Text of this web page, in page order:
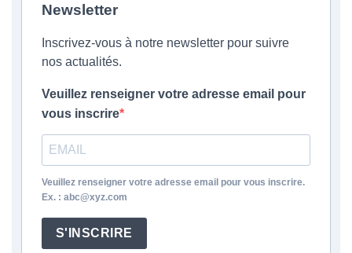
Newsletter
Inscrivez-vous à notre newsletter pour suivre
nos actualités.
Veuillez renseigner votre adresse email pour
vous inscrire
Veuillez renseigner votre adresse email pour vous inscrire.
Ex. : abc@xyz.com
S'INSCRIRE